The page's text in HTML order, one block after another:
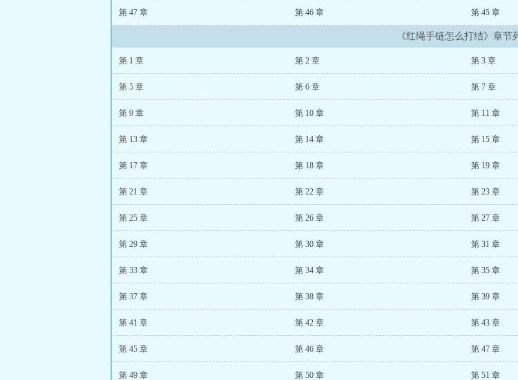
第 47 章 第 46 章 第 45 章
《红绳手链怎么打结》章节
第 1 章 第 2 章 第 3 章
第 5 章 第 6 章 第 7 章
第 9 章 第 10 章 第 11 章
第 13 章 第 14 章 第 15 章
第 17 章 第 18 章 第 19 章
第 21 章 第 22 章 第 23 章
第 25 章 第 26 章 第 27 章
第 29 章 第 30 章 第 31 章
第 33 章 第 34 章 第 35 章
第 37 章 第 38 章 第 39 章
第 41 章 第 42 章 第 43 章
第 45 章 第 46 章 第 47 章
第 49 章 第 50 章 第 51 章